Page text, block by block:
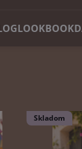
LOOKBOOK
Skladom